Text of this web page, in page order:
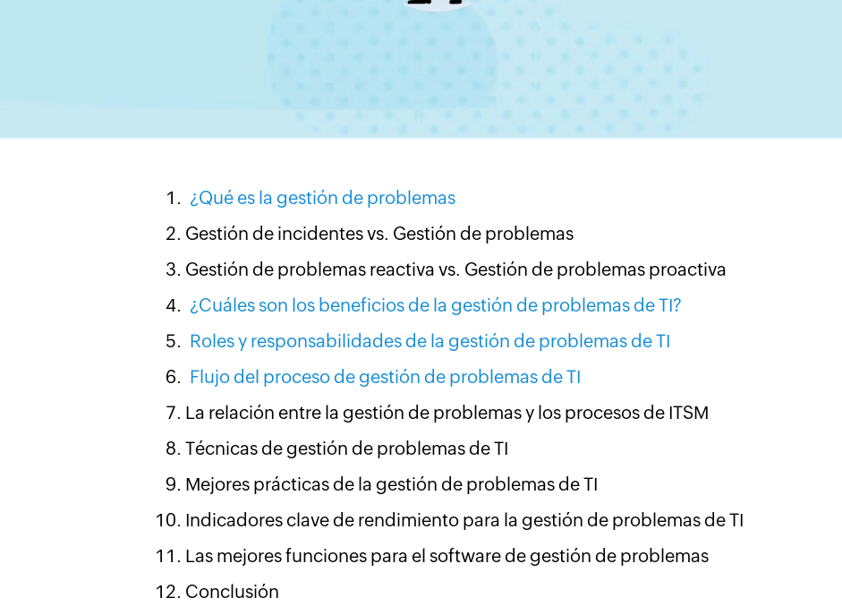
¿Qué es la gestión de problemas
Gestión de incidentes vs. Gestión de problemas
Gestión de problemas reactiva vs. Gestión de problemas proactiva
¿Cuáles son los beneficios de la gestión de problemas de TI?
Roles y responsabilidades de la gestión de problemas de TI
Flujo del proceso de gestión de problemas de TI
La relación entre la gestión de problemas y los procesos de ITSM
Técnicas de gestión de problemas de TI
Mejores prácticas de la gestión de problemas de TI
Indicadores clave de rendimiento para la gestión de problemas de TI
Las mejores funciones para el software de gestión de problemas
Conclusión